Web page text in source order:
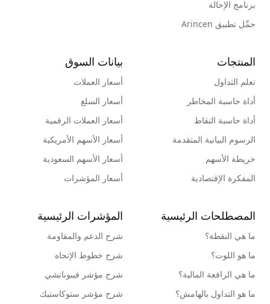
برنامج الإحالة
حمِّل تطبيق Arincen
المنتجات
تعلم التداول
أداة حاسبة المخاطر
أداة حاسبة النقاط
الرسوم البيانية المتقدمة
خريطة الأسهم
المفكرة الإقتصادية
بيانات السوق
أسعار العملات
أسعار السلع
أسعار العملات الرقمية
أسعار الأسهم الأمريكية
أسعار الأسهم السعودية
أسعار المؤشرات
المصطلحات الرئيسية
ما هي النقطة؟
ما هو اللوت؟
ما هي الرافعة المالية؟
ما هو التداول بالهامش؟
المؤشرات الرئيسية
شرح الدعم والمقاومة
شرح خطوط الإتجاه
شرح مؤشر فيبوناتشي
شرح مؤشر ستوكاستيك